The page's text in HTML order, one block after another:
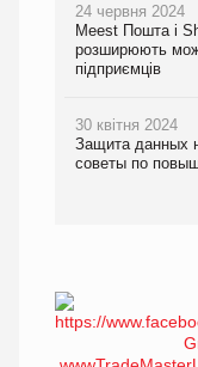
24 червня 2024
Meest Пошта і
розширюють
підприємців
30 квітня 2024
Защита данных
советы по